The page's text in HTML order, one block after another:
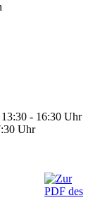
- 16:30 Uhr
Uhr